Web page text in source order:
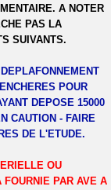
A NOTER
PAS LA
SUIVANTS.
POUR
DEPOSE 15000
CAUTION - FAIRE
DE L'ETUDE.
OU
FOURNIE PAR AVE A